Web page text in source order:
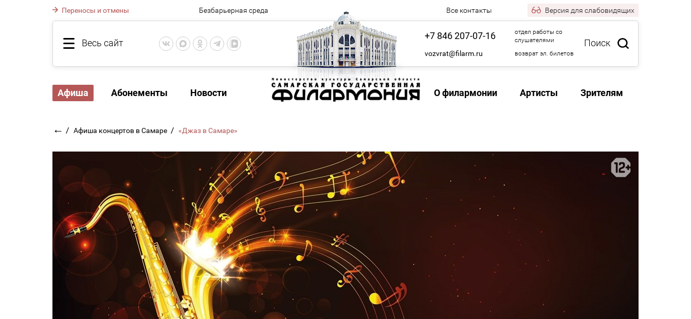
Переносы и отмены Безбарьерная среда Все контакты Версия для слабовидящих
Весь сайт Поиск
+7 846 207-07-16
отдел работы со
слушателями
vozvrat@filarm.ru возврат эл. билетов
Афиша Абонементы Новости О филармонии Артисты Зрителям
← / Афиша концертов в Самаре / «Джаз в Самаре»